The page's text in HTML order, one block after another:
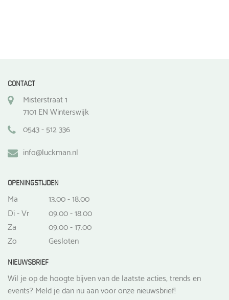
CONTACT
Misterstraat 1
7101 EN Winterswijk
0543 - 512 336
info@luckman.nl
OPENINGSTIJDEN
Ma
13.00 - 18.00
Di - Vr
09.00 - 18.00
Za
09.00 - 17.00
Zo
Gesloten
NIEUWSBRIEF
Wil je op de hoogte bijven van de laatste acties, trends en
events? Meld je dan nu aan voor onze nieuwsbrief!